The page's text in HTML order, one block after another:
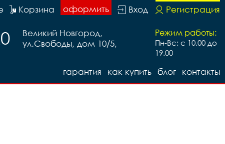
Регистрация
Вход
оформить
Корзина
Режим работы:
Пн-Вс: с 10.00 до
19.00
Великий Новгород,
ул.Свободы, дом 10/5,
контакты
блог
как купить
гарантия